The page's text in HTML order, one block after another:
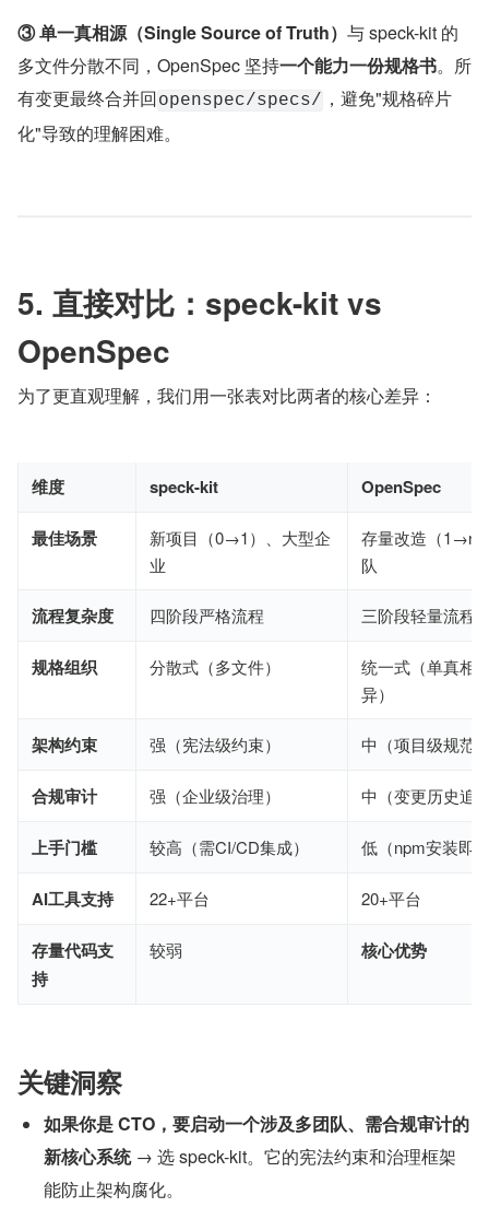
③ 单一真相源（Single Source of Truth） 与 speck-kit 的
多文件分散不同，OpenSpec 坚持一个能力一份规格书。所
有变更最终合并回openspec/specs/ ，避免"规格碎片
化"导致的理解困难。
5. 直接对比：speck-kit vs
OpenSpec
为了更直观理解，我们用一张表对比两者的核心差异：
维度 speck-kit OpenSpec
最佳场景
新项目（0→1）、大型企
业
存量改造（1→n
队
流程复杂度 四阶段严格流程 三阶段轻量流程
规格组织 分散式（多文件）
统一式（单真相
异）
架构约束 强（宪法级约束） 中（项目级规范
合规审计 强（企业级治理） 中（变更历史追
上手门槛 较高（需CI/CD集成） 低（npm安装即
AI工具支持 22+平台 20+平台
存量代码支
持
较弱 核心优势
关键洞察
如果你是 CTO，要启动一个涉及多团队、需合规审计的
新核心系统 → 选 speck-kit。它的宪法约束和治理框架
能防止架构腐化。